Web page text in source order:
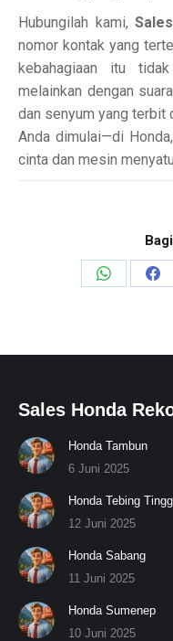
Hubungilah kami,
nomor kontak yang
kebahagiaan itu
melainkan dengan
dan senyum yang terbit
Anda dimulai—di
cinta dan mesin
Share
Sales Honda
Honda Tambun
6 Juni 2025
Honda Tebing
12 Juni 2025
Honda Sabang
11 Juni 2025
Honda Sumenep
10 Juni 2025